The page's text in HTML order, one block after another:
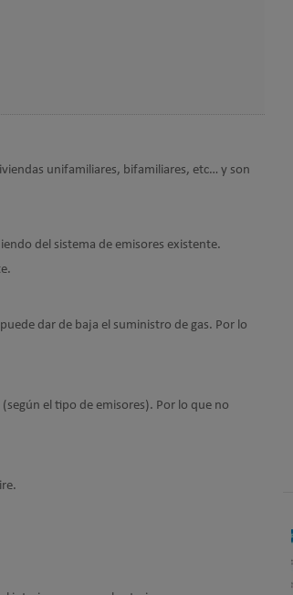
unifamiliares, bifamiliares, etc… y son
del sistema de emisores existente.
dar de baja el suministro de gas. Por lo
el tipo de emisores). Por lo que no